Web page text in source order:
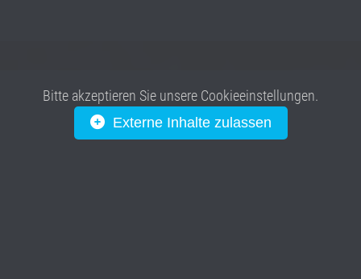
Bitte akzeptieren Sie unsere Cookieeinstellungen.
Externe Inhalte zulassen